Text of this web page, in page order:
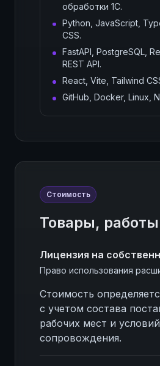
обработки 1С.
Python, JavaScript,
CSS.
FastAPI, PostgreSQL,
REST API.
React, Vite, Tailwind
GitHub, Docker, Linux,
Стоимость
Товары, работы
Лицензия на
Право использования
Стоимость
с учетом состава
рабочих мест и условий
сопровождения.